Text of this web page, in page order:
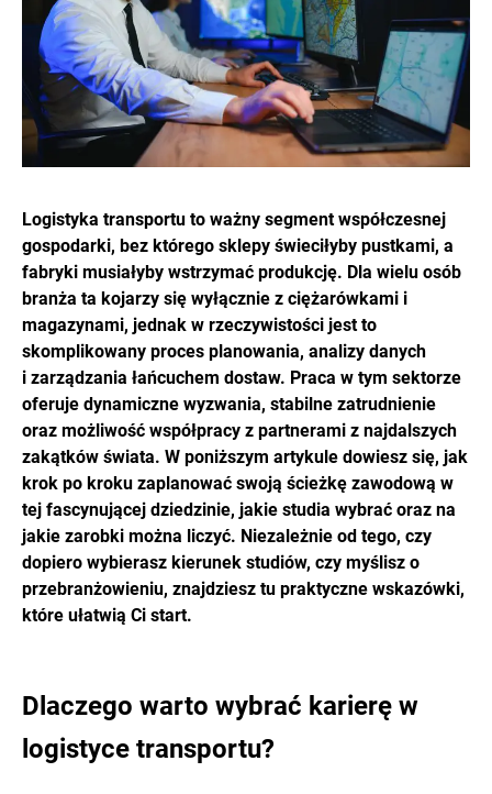
Logistyka transportu to ważny segment współczesnej
gospodarki, bez którego sklepy świeciłyby pustkami, a
fabryki musiałyby wstrzymać produkcję. Dla wielu osób
branża ta kojarzy się wyłącznie z ciężarówkami i
magazynami, jednak w rzeczywistości jest to
skomplikowany proces planowania, analizy danych
i zarządzania łańcuchem dostaw. Praca w tym sektorze
oferuje dynamiczne wyzwania, stabilne zatrudnienie
oraz możliwość współpracy z partnerami z najdalszych
zakątków świata. W poniższym artykule dowiesz się, jak
krok po kroku zaplanować swoją ścieżkę zawodową w
tej fascynującej dziedzinie, jakie studia wybrać oraz na
jakie zarobki można liczyć. Niezależnie od tego, czy
dopiero wybierasz kierunek studiów, czy myślisz o
przebranżowieniu, znajdziesz tu praktyczne wskazówki,
które ułatwią Ci start.
Dlaczego warto wybrać karierę w
logistyce transportu?